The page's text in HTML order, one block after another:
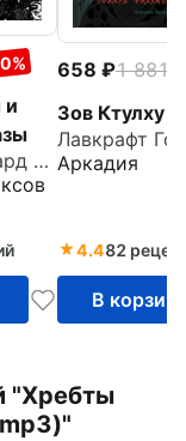
и
Лавкрафт Говард Филлипс
658 1 881
Зов Ктулху
Аркадия
4.482
В корзину
"Хребты